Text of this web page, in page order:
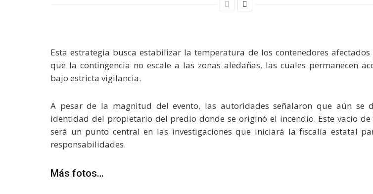
Esta estrategia busca estabilizar la temperatura de los contenedores
que la contingencia no escale a las zonas aledañas, las cuales permanecen
bajo estricta vigilancia.
A pesar de la magnitud del evento, las autoridades señalaron que aún se
identidad del propietario del predio donde se originó el incendio. Este vacío
será un punto central en las investigaciones que iniciará la fiscalía estatal
responsabilidades.
Más fotos…